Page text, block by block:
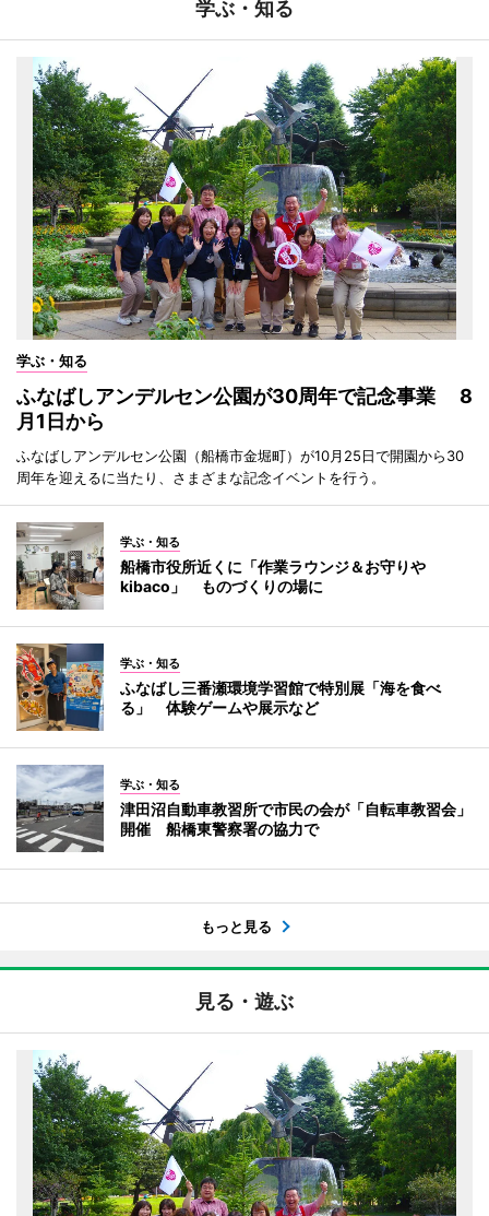
学ぶ・知る
学ぶ・知る
ふなばしアンデルセン公園が30周年で記念事業 8
月1日から
ふなばしアンデルセン公園（船橋市金堀町）が10月25日で開園から30
周年を迎えるに当たり、さまざまな記念イベントを行う。
学ぶ・知る
船橋市役所近くに「作業ラウンジ＆お守りや
kibaco」 ものづくりの場に
学ぶ・知る
ふなばし三番瀬環境学習館で特別展「海を食べ
る」 体験ゲームや展示など
学ぶ・知る
津田沼自動車教習所で市民の会が「自転車教習会」
開催 船橋東警察署の協力で
もっと見る
見る・遊ぶ